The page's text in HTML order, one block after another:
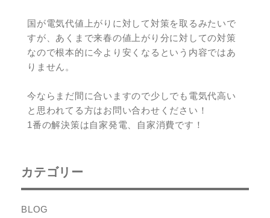
国が電気代値上がりに対して対策を取るみたいで
すが、あくまで来春の値上がり分に対しての対策
なので根本的に今より安くなるという内容ではあ
りません。
今ならまだ間に合いますので少しでも電気代高い
と思われてる方はお問い合わせください！
1番の解決策は自家発電、自家消費です！
カテゴリー
BLOG